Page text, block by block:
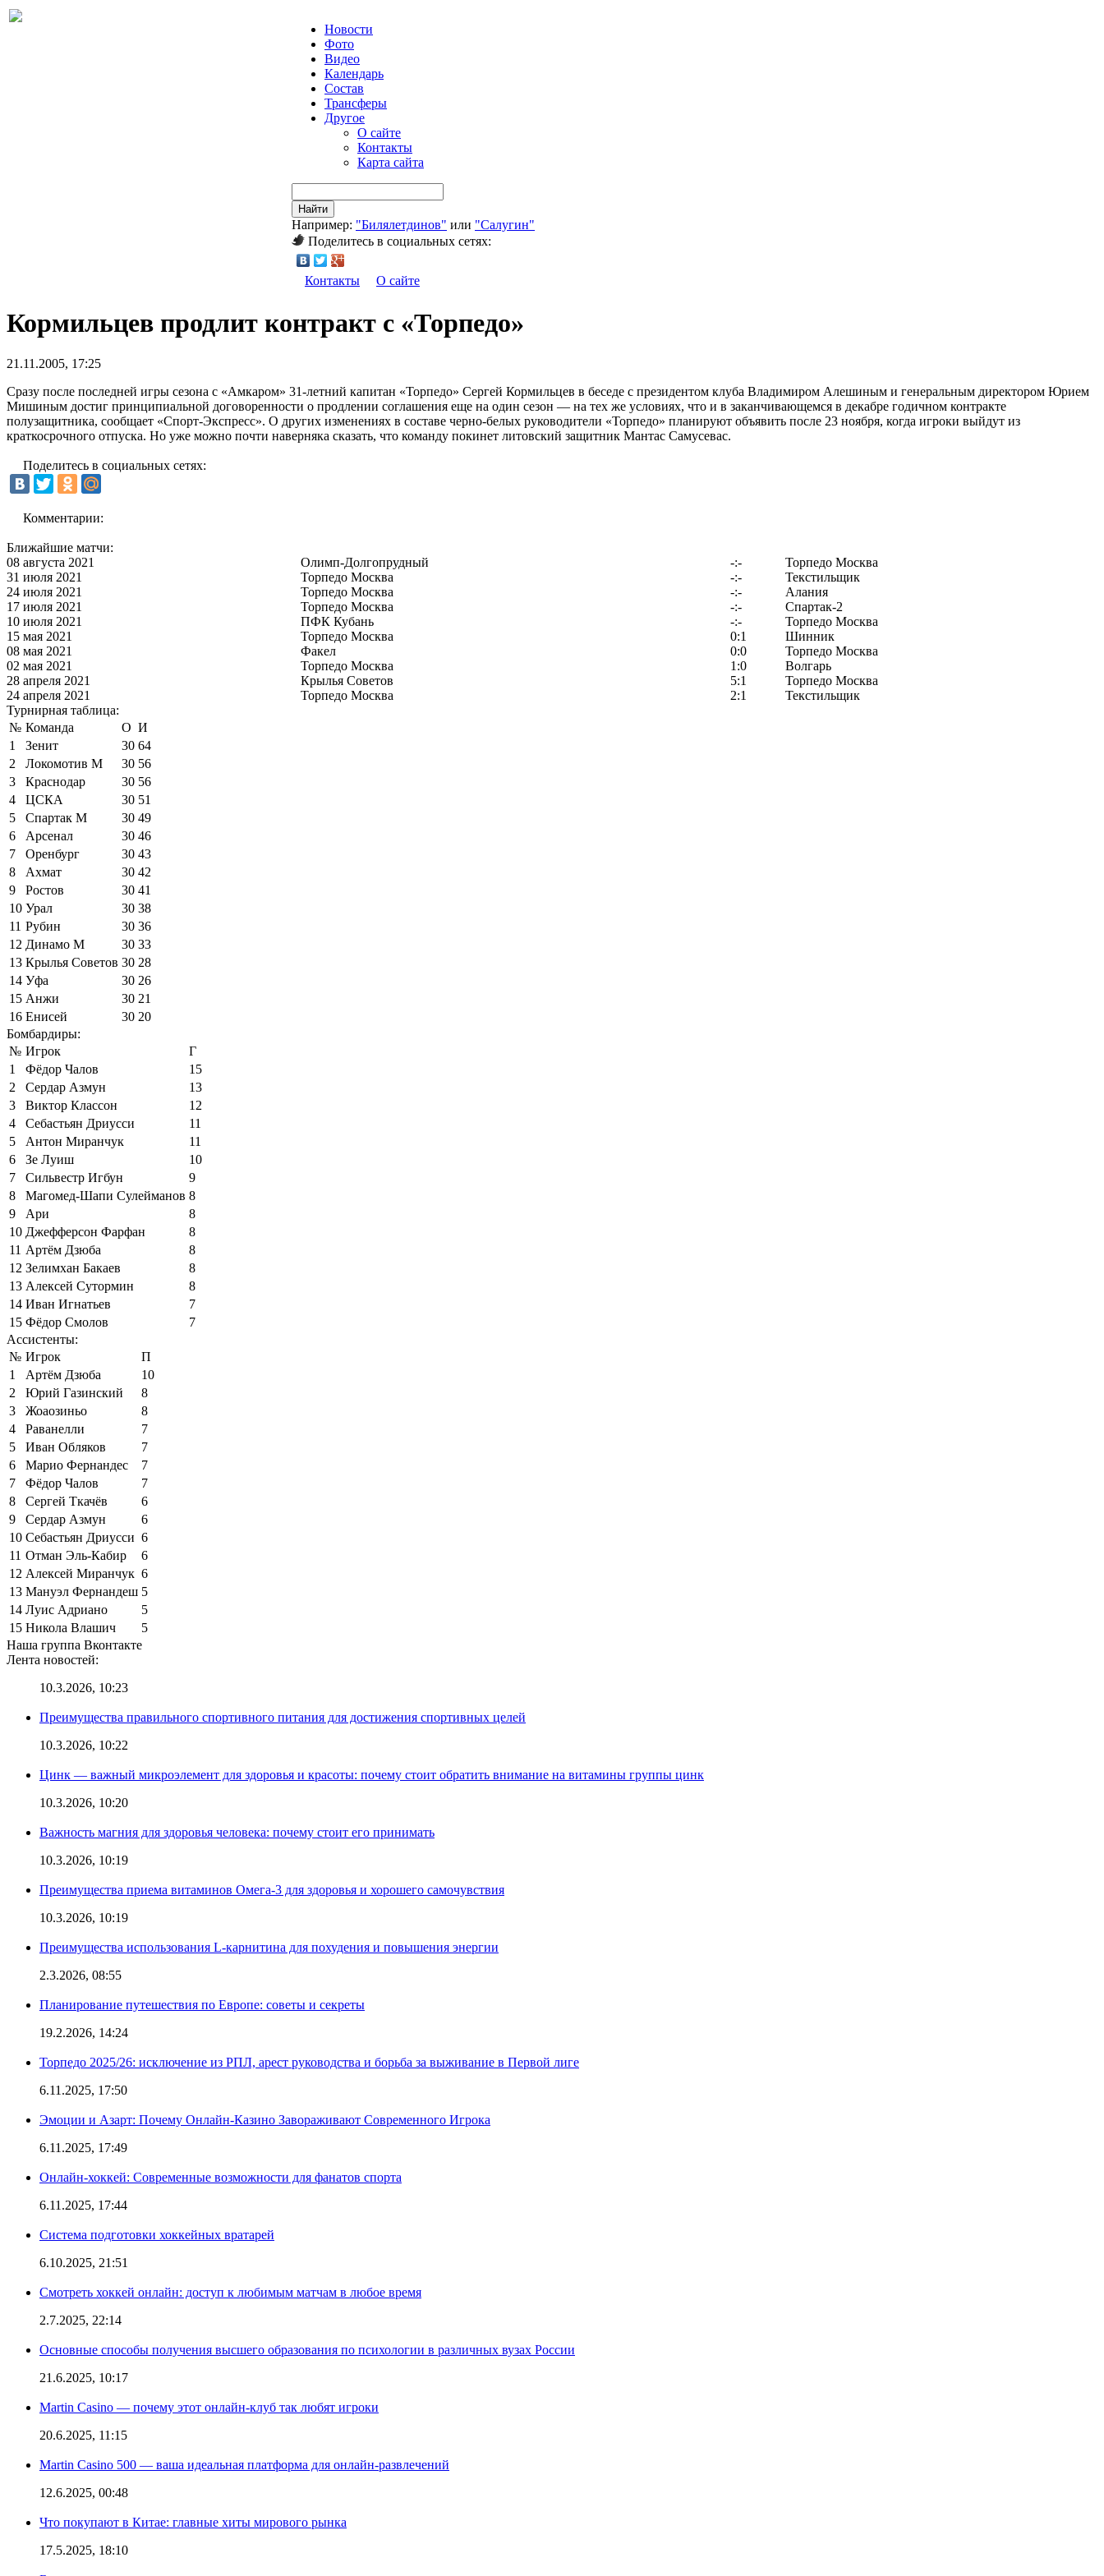
Новости
Фото
Видео
Календарь
Состав
Трансферы
Другое
О сайте
Контакты
Карта сайта
Найти
Например: "Билялетдинов" или "Салугин"
Поделитесь в социальных сетях:
Контакты О сайте
Кормильцев продлит контракт с «Торпедо»
21.11.2005, 17:25
Сразу после последней игры сезона с «Амкаром» 31-летний капитан «Торпедо» Сергей Кормильцев в беседе с президентом клуба Владимиром Алешиным и генеральным директором Юрием
Мишиным достиг принципиальной договоренности о продлении соглашения еще на один сезон — на тех же условиях, что и в заканчивающемся в декабре годичном контракте
полузащитника, сообщает «Спорт-Экспресс». О других изменениях в составе черно-белых руководители «Торпедо» планируют объявить после 23 ноября, когда игроки выйдут из
краткосрочного отпуска. Но уже можно почти наверняка сказать, что команду покинет литовский защитник Мантас Самусевас.
Поделитесь в социальных сетях:
Комментарии:
Ближайшие матчи:
08 августа 2021
Олимп-Долгопрудный -:-
Торпедо Москва
31 июля 2021
Торпедо Москва -:-
Текстильщик
24 июля 2021
Торпедо Москва -:-
Алания
17 июля 2021
Торпедо Москва -:-
Спартак-2
10 июля 2021
ПФК Кубань -:-
Торпедо Москва
15 мая 2021
Торпедо Москва 0:1
Шинник
08 мая 2021
Факел 0:0
Торпедо Москва
02 мая 2021
Торпедо Москва 1:0
Волгарь
28 апреля 2021
Крылья Советов 5:1
Торпедо Москва
24 апреля 2021
Торпедо Москва 2:1
Текстильщик
Турнирная таблица:
№ Команда О И
1
Зенит 30 64
2
Локомотив М 30 56
3
Краснодар 30 56
4
ЦСКА 30 51
5
Спартак М 30 49
6
Арсенал 30 46
7
Оренбург 30 43
8
Ахмат 30 42
9
Ростов 30 41
10 Урал 30 38
11 Рубин 30 36
12 Динамо М 30 33
13 Крылья Советов 30 28
14 Уфа 30 26
15 Анжи 30 21
16 Енисей 30 20
Бомбардиры:
№ Игрок
Г
1
Фёдор Чалов
15
2
Сердар Азмун
13
3
Виктор Классон
12
4
Себастьян Дриусси
11
5
Антон Миранчук
11
6
Зе Луиш
10
7
Сильвестр Игбун
9
8
Магомед-Шапи Сулейманов 8
9
Ари
8
10 Джефферсон Фарфан
8
11 Артём Дзюба
8
12 Зелимхан Бакаев
8
13 Алексей Сутормин
8
14 Иван Игнатьев
7
15 Фёдор Смолов
7
Ассистенты:
№ Игрок
П
1
Артём Дзюба
10
2
Юрий Газинский
8
3
Жоаозиньо
8
4
Раванелли
7
5
Иван Обляков
7
6
Марио Фернандес
7
7
Фёдор Чалов
7
8
Сергей Ткачёв
6
9
Сердар Азмун
6
10 Себастьян Дриусси 6
11 Отман Эль-Кабир
6
12 Алексей Миранчук 6
13 Мануэл Фернандеш 5
14 Луис Адриано
5
15 Никола Влашич
5
Наша группа Вконтакте
Лента новостей:
10.3.2026, 10:23
Преимущества правильного спортивного питания для достижения спортивных целей
10.3.2026, 10:22
Цинк — важный микроэлемент для здоровья и красоты: почему стоит обратить внимание на витамины группы цинк
10.3.2026, 10:20
Важность магния для здоровья человека: почему стоит его принимать
10.3.2026, 10:19
Преимущества приема витаминов Омега-3 для здоровья и хорошего самочувствия
10.3.2026, 10:19
Преимущества использования L-карнитина для похудения и повышения энергии
2.3.2026, 08:55
Планирование путешествия по Европе: советы и секреты
19.2.2026, 14:24
Торпедо 2025/26: исключение из РПЛ, арест руководства и борьба за выживание в Первой лиге
6.11.2025, 17:50
Эмоции и Азарт: Почему Онлайн-Казино Завораживают Современного Игрока
6.11.2025, 17:49
Онлайн-хоккей: Современные возможности для фанатов спорта
6.11.2025, 17:44
Система подготовки хоккейных вратарей
6.10.2025, 21:51
Смотреть хоккей онлайн: доступ к любимым матчам в любое время
2.7.2025, 22:14
Основные способы получения высшего образования по психологии в различных вузах России
21.6.2025, 10:17
Martin Casino — почему этот онлайн-клуб так любят игроки
20.6.2025, 11:15
Martin Casino 500 — ваша идеальная платформа для онлайн-развлечений
12.6.2025, 00:48
Что покупают в Китае: главные хиты мирового рынка
17.5.2025, 18:10